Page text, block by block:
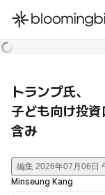
한국어
トランプ氏、
子ども向け投
含み
編集 2026年07月06日
Minseung Kang